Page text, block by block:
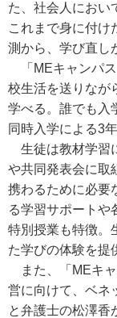
た、社会人におい
これまで身に付け
測から、学び直し
「MEキャンパス
校生活を送りなが
学べる。誰でも入
同時入学による3
生徒は教材学習
や共同発表会に取
携わるために必要
る学習サポートや
特別授業も特徴。
た学びの体験を提
また、「MEキャ
営に向けて、ベネ
と弁護士の松澤香